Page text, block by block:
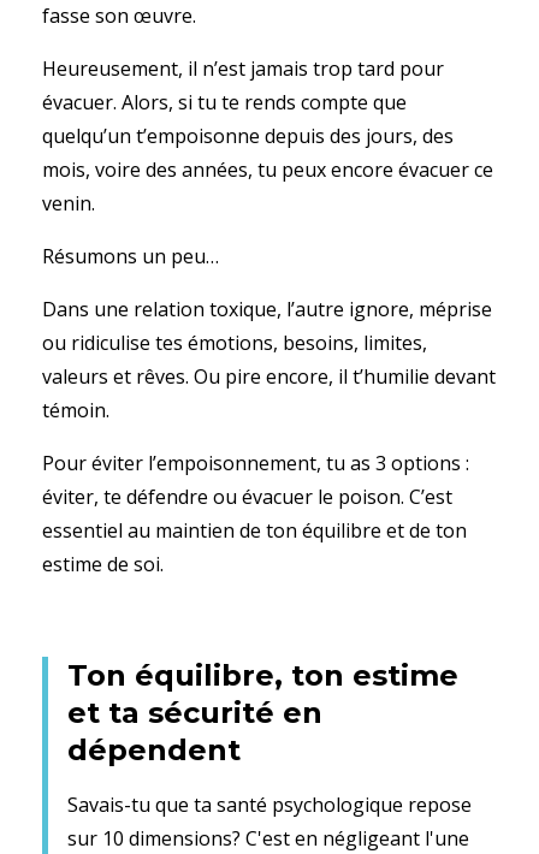
fasse son œuvre.
Heureusement, il n’est jamais trop tard pour
évacuer. Alors, si tu te rends compte que
quelqu’un t’empoisonne depuis des jours, des
mois, voire des années, tu peux encore évacuer ce
venin.
Résumons un peu…
Dans une relation toxique, l’autre ignore, méprise
ou ridiculise tes émotions, besoins, limites,
valeurs et rêves. Ou pire encore, il t’humilie devant
témoin.
Pour éviter l’empoisonnement, tu as 3 options :
éviter, te défendre ou évacuer le poison. C’est
essentiel au maintien de ton équilibre et de ton
estime de soi.
Ton équilibre, ton estime
et ta sécurité en
dépendent
Savais-tu que ta santé psychologique repose
sur 10 dimensions? C'est en négligeant l'une